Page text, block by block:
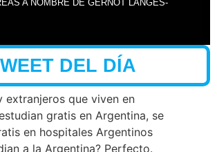
A NOMBRE DE GERNOT LANGES-
DEL DÍA
extranjeros que viven en
gratis en Argentina, se
en hospitales Argentinos
a la Argentina? Perfecto.